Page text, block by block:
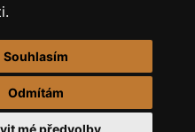
Souhlasím
Odmítám
mé předvolby